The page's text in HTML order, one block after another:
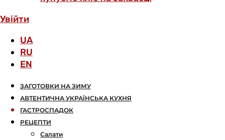
Увійти
UA
RU
EN
ЗАГОТОВКИ НА ЗИМУ
АВТЕНТИЧНА УКРАЇНСЬКА КУХНЯ
ГАСТРОСПАДОК
РЕЦЕПТИ
Салати